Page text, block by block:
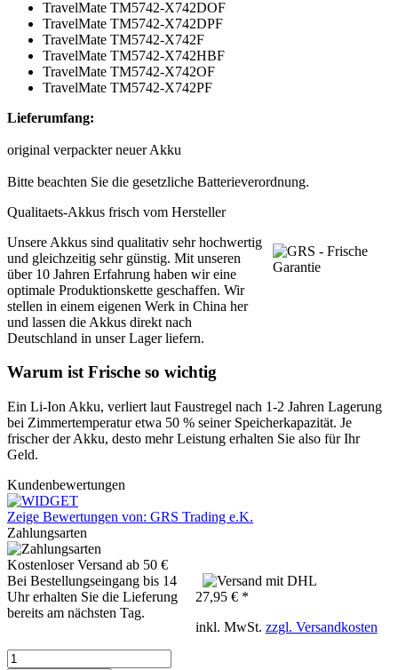
TravelMate TM5742-X742DOF
TravelMate TM5742-X742DPF
TravelMate TM5742-X742F
TravelMate TM5742-X742HBF
TravelMate TM5742-X742OF
TravelMate TM5742-X742PF
Lieferumfang:
original verpackter neuer Akku
Bitte beachten Sie die gesetzliche Batterieverordnung.
Qualitaets-Akkus frisch vom Hersteller
Unsere Akkus sind qualitativ sehr hochwertig
und gleichzeitig sehr günstig. Mit unseren
über 10 Jahren Erfahrung haben wir eine
optimale Produktionskette geschaffen. Wir
stellen in einem eigenen Werk in China her
und lassen die Akkus direkt nach
Deutschland in unser Lager liefern.
Warum ist Frische so wichtig
Ein Li-Ion Akku, verliert laut Faustregel nach 1-2 Jahren Lagerung
bei Zimmertemperatur etwa 50 % seiner Speicherkapazität. Je
frischer der Akku, desto mehr Leistung erhalten Sie also für Ihr
Geld.
Kundenbewertungen
Zeige Bewertungen von: GRS Trading e.K.
Zahlungsarten
Kostenloser Versand ab 50 €
Bei Bestellungseingang bis 14
Uhr erhalten Sie die Lieferung
bereits am nächsten Tag.
27,95 € *
inkl. MwSt. zzgl. Versandkosten